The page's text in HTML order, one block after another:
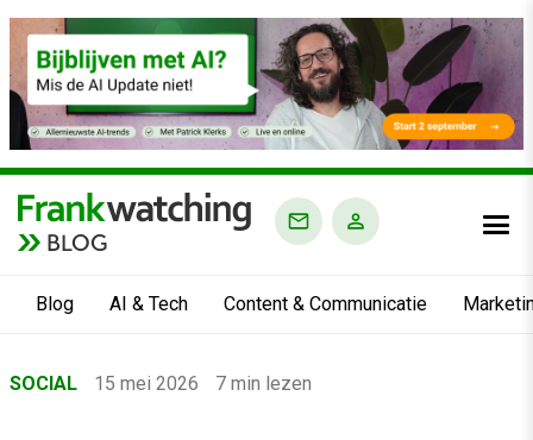
BLOG
Blog AI & Tech Content & Communicatie
›
SOCIAL 15 mei 2026 7 min lezen